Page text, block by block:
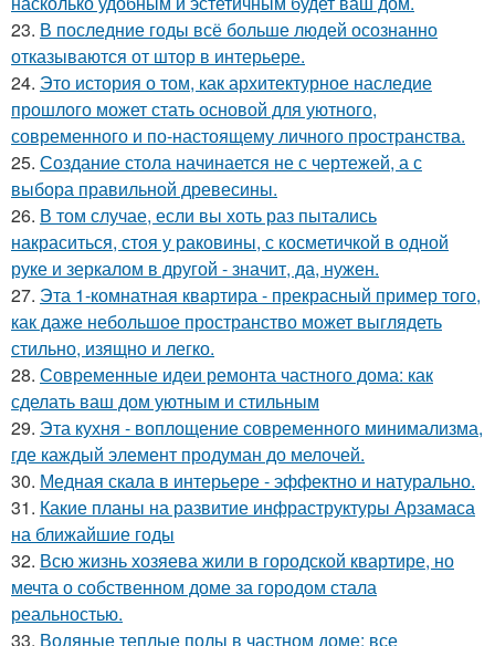
23. В последние годы всё больше людей осознанно
отказываются от штор в интерьере.
24. Это история о том, как архитектурное наследие
прошлого может стать основой для уютного,
современного и по-настоящему личного пространства.
25. Создание стола начинается не с чертежей, а с
выбора правильной древесины.
26. В том случае, если вы хоть раз пытались
накраситься, стоя у раковины, с косметичкой в одной
руке и зеркалом в другой - значит, да, нужен.
27. Эта 1-комнатная квартира - прекрасный пример того,
как даже небольшое пространство может выглядеть
стильно, изящно и легко.
28. Современные идеи ремонта частного дома: как
сделать ваш дом уютным и стильным
29. Эта кухня - воплощение современного минимализма,
где каждый элемент продуман до мелочей.
30. Медная скала в интерьере - эффектно и натурально.
31. Какие планы на развитие инфраструктуры Арзамаса
на ближайшие годы
32. Всю жизнь хозяева жили в городской квартире, но
мечта о собственном доме за городом стала
реальностью.
33. Водяные теплые полы в частном доме: все